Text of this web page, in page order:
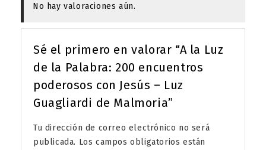
No hay valoraciones aún.
Sé el primero en valorar “A la Luz
de la Palabra: 200 encuentros
poderosos con Jesús – Luz
Guagliardi de Malmoria”
Tu dirección de correo electrónico no será
publicada. Los campos obligatorios están